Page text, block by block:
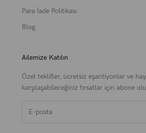
Para İade Politikası
Blog
Ailemize Katılın
Özel teklifler, ücretsiz eşantiyonlar ve
karşılaşabileceğiniz fırsatlar için abone